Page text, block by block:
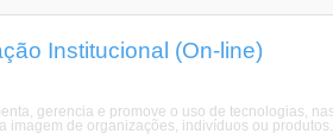
Institucional (On-line)
gerencia e promove o uso de tecnologias,
imagem de organizações, indivíduos ou produtos.